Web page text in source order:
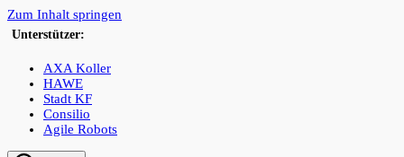
Zum Inhalt springen
Unterstützer:
AXA Koller
HAWE
Stadt KF
Consilio
Agile Robots